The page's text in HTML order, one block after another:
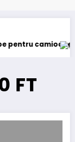
camioane
FT